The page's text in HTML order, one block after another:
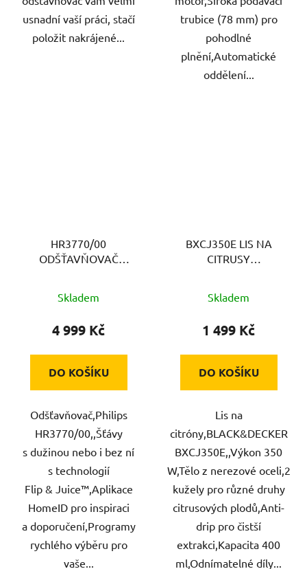
usnadní vaší práci, stačí
položit nakrájené...
trubice (78 mm) pro
pohodlné
plnění,Automatické
oddělení...
HR3770/00
ODŠŤAVŇOVAČ
Skladem
4 999 Kč
DO KOŠÍKU
Odšťavňovač,Philips
HR3770/00,,Šťávy
s dužinou nebo i bez ní
s technologií
Flip & Juice™,Aplikace
HomeID pro inspiraci
a doporučení,Programy
rychlého výběru pro
vaše...
BXCJ350E LIS NA
CITRUSY
Skladem
1 499 Kč
DO KOŠÍKU
Lis na
citróny,BLACK&DECKER
BXCJ350E,,Výkon 350
W,Tělo z nerezové oceli,2
kužely pro různé druhy
citrusových plodů,Anti-
drip pro čistší
extrakci,Kapacita 400
ml,Odnímatelné díly...